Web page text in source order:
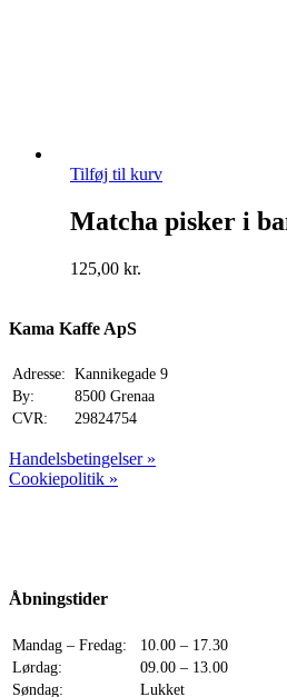
Tilføj til kurv
Matcha pisker i
125,00 kr.
Kama Kaffe ApS
Adresse: Kannikegade 9
By:
8500 Grenaa
CVR:
29824754
Handelsbetingelser »
Cookiepolitik »
Åbningstider
Mandag – Fredag:
10.00 – 17.30
Lørdag:
09.00 – 13.00
Søndag:
Lukket